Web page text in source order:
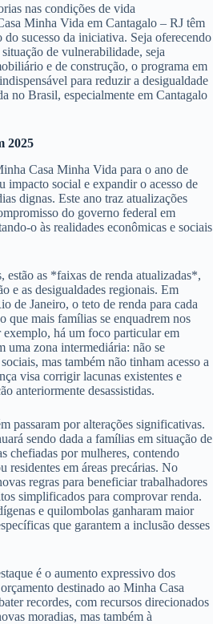
nas condições de vida
Minha Vida em Cantagalo – RJ têm
sucesso da iniciativa. Seja oferecendo
de vulnerabilidade, seja
e de construção, o programa em
para reduzir a desigualdade
no Brasil, especialmente em Cantagalo
2025
Casa Minha Vida para o ano de
impacto social e expandir o acesso de
dignas. Este ano traz atualizações
do governo federal em
o às realidades econômicas e sociais
estão as *faixas de renda atualizadas*,
e as desigualdades regionais. Em
de Janeiro, o teto de renda para cada
mais famílias se enquadrem nos
há um foco particular em
uma zona intermediária: não se
mas também não tinham acesso a
visa corrigir lacunas existentes e
anteriormente desassistidas.
passaram por alterações significativas.
sendo dada a famílias em situação de
chefiadas por mulheres, contendo
residentes em áreas precárias. No
regras para beneficiar trabalhadores
simplificados para comprovar renda.
e quilombolas ganharam maior
que garantem a inclusão desses
é o aumento expressivo dos
destinado ao Minha Casa
recordes, com recursos direcionados
moradias, mas também à